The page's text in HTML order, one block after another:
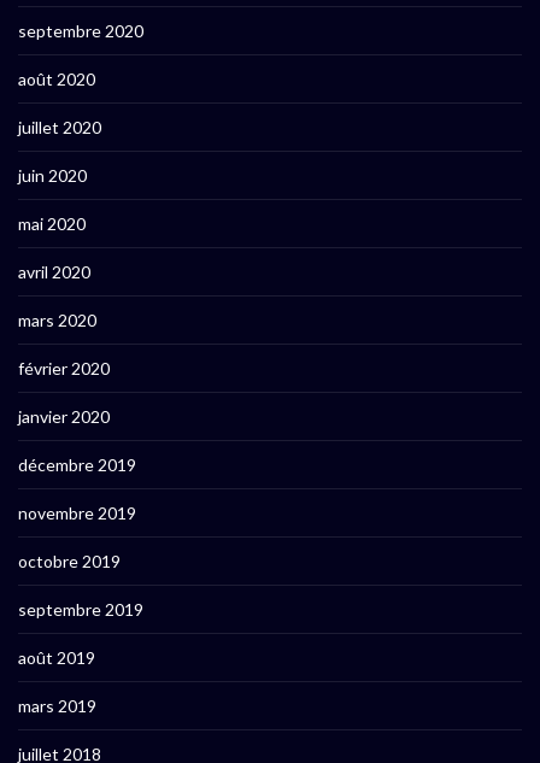
septembre 2020
août 2020
juillet 2020
juin 2020
mai 2020
avril 2020
mars 2020
février 2020
janvier 2020
décembre 2019
novembre 2019
octobre 2019
septembre 2019
août 2019
mars 2019
juillet 2018